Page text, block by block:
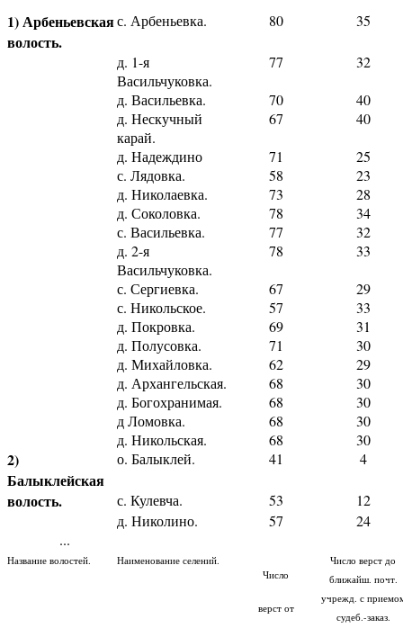
1) Арбеньевская
волость.
с. Арбеньевка. 80 35
д. 1-я
Васильчуковка.
77
32
д. Васильевка.
70
40
д. Нескучный
карай.
67
40
д. Надеждино
71
25
с. Лядовка.
58
23
д. Николаевка.
73
28
д. Соколовка.
78
34
с. Васильевка.
77
32
д. 2-я
Васильчуковка.
78
33
с. Сергиевка.
67
29
с. Никольское.
57
33
д. Покровка.
69
31
д. Полусовка.
71
30
д. Михайловка.
62
29
д. Архангельская.
68
30
д. Богохранимая.
68
30
д Ломовка.
68
30
д. Никольская.
68 30
2)
Балыклейская
о. Балыклей. 41 4
волость. с. Кулевча. 53
12
д. Николино.
57
24
...
Название волостей.
Наименование селений.
Число
верст от
Число верст до
ближайш. почт.
учрежд. с
судеб.-заказ.